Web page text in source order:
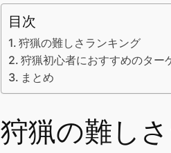
目次
狩猟の難しさランキング
狩猟初心者におすすめのター
まとめ
狩猟の難し